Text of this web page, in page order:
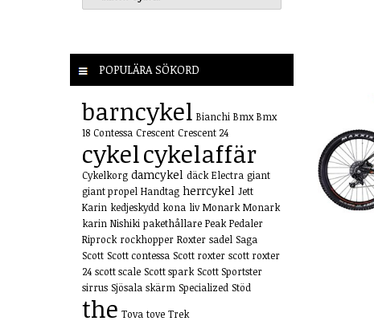
POPULÄRA SÖKORD
barncykel Bianchi Bmx Bmx
18 Contessa Crescent Crescent 24
cykelcykelaffär
Cykelkorg damcykel däck Electra giant
giant propel Handtag herrcykel Jett
Karin kedjeskydd kona liv Monark Monark
karin Nishiki pakethållare Peak Pedaler
Riprock rockhopper Roxter sadel Saga
Scott Scott contessa Scott roxter scott roxter
24 scott scale Scott spark Scott Sportster
sirrus Sjösala skärm Specialized Stöd
the Tova tove Trek